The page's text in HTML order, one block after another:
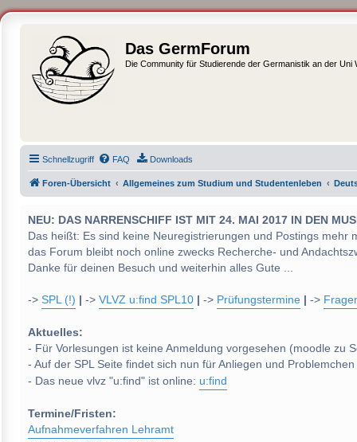
Das GermForum
Die Community für Studierende der Germanistik an der Uni
Schnellzugriff FAQ Downloads
Foren-Übersicht Allgemeines zum Studium und Studentenleben
NEU: DAS NARRENSCHIFF IST MIT 24. MAI 2017 IN DEN
Das heißt: Es sind keine Neuregistrierungen und Postings mehr
das Forum bleibt noch online zwecks Recherche- und
Danke für deinen Besuch und weiterhin alles Gute ...
-> SPL (!) -> VLVZ u:find SPL10 -> Prüfungstermine ->
Aktuelles:
- Für Vorlesungen ist keine Anmeldung vorgesehen (moodle zu
- Auf der SPL Seite findet sich nun für Anliegen und Problemchen
- Das neue vlvz "u:find" ist online: u:find
Termine/Fristen:
Aufnahmeverfahren Lehramt